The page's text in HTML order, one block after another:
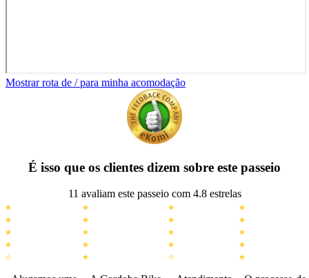
Mostrar rota de / para minha acomodação
É isso que os clientes dizem sobre este passeio
11 avaliam este passeio com 4.8 estrelas